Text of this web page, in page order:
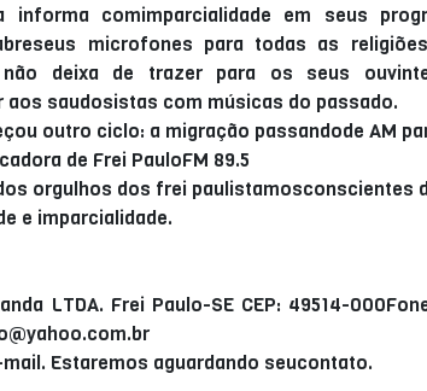
informa comimparcialidade em seus
microfones para todas as
não deixa de trazer para os seus
saudosistas com músicas do passado.
outro ciclo: a migração passandode AM
de Frei PauloFM 89.5
orgulhos dos frei paulistamosconscientes
e imparcialidade.
LTDA. Frei Paulo-SE CEP: 49514-
Estaremos aguardando seucontato.